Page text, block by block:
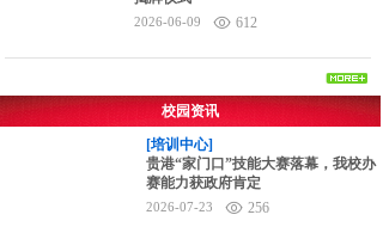
2026-06-09 612
校园资讯
[培训中心]
贵港“家门口”技能大赛落幕，我校办
赛能力获政府肯定
2026-07-23 256